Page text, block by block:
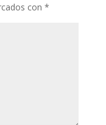
con *